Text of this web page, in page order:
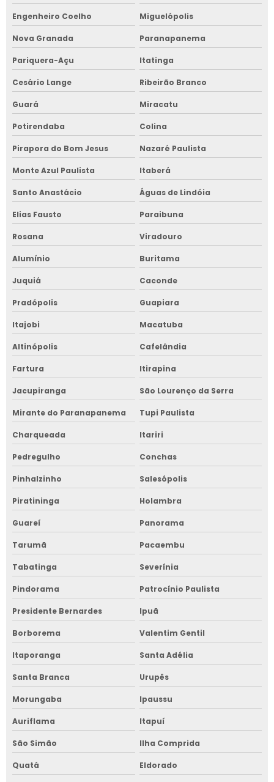
Engenheiro Coelho Miguelópolis
Nova Granada Paranapanema
Pariquera-Açu Itatinga
Cesário Lange Ribeirão Branco
Guará Miracatu
Potirendaba Colina
Pirapora do Bom Jesus Nazaré Paulista
Monte Azul Paulista Itaberá
Santo Anastácio Águas de Lindóia
Elias Fausto Paraibuna
Rosana Viradouro
Alumínio Buritama
Juquiá Caconde
Pradópolis Guapiara
Itajobi Macatuba
Altinópolis Cafelândia
Fartura Itirapina
Jacupiranga São Lourenço da Serra
Mirante do Paranapanema Tupi Paulista
Charqueada Itariri
Pedregulho Conchas
Pinhalzinho Salesópolis
Piratininga Holambra
Guareí Panorama
Tarumã Pacaembu
Tabatinga Severínia
Pindorama Patrocínio Paulista
Presidente Bernardes Ipuã
Borborema Valentim Gentil
Itaporanga Santa Adélia
Santa Branca Urupês
Morungaba Ipaussu
Auriflama Itapuí
São Simão Ilha Comprida
Quatá Eldorado